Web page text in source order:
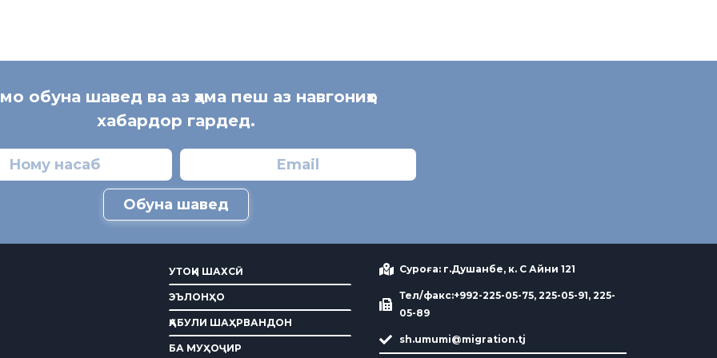
обуна шавед ва аз ҳама пеш аз навгониҳо
хабардор гардед.
Обуна шавед
УТОҚИ ШАХСӢ
ЭЪЛОНҲО
ҚАБУЛИ ШАҲРВАНДОН
БА МУҲОҶИР
Суроға: г.Душанбе, к. С Айни 121
Тел/факс:+992-225-05-75, 225-05-91, 225-
05-89
sh.umumi@migration.tj